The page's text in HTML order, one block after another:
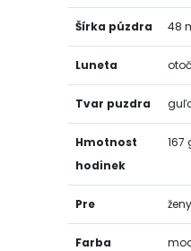
Šírka púzdra 48
Luneta
Tvar puzdra
Hmotnost
hodinek
167
Pre
Farba